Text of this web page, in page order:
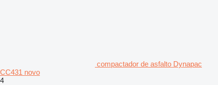
compactador de asfalto Dynapac
CC431 novo
4